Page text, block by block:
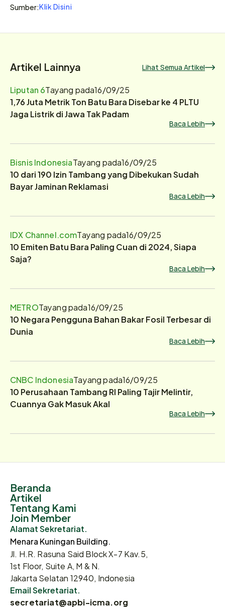
Sumber:Klik Disini
Artikel Lainnya Lihat Semua Artikel
Liputan 6Tayang pada16/09/25
1,76 Juta Metrik Ton Batu Bara Disebar ke 4 PLTU
Jaga Listrik di Jawa Tak Padam
Baca Lebih
Bisnis IndonesiaTayang pada16/09/25
10 dari 190 Izin Tambang yang Dibekukan Sudah
Bayar Jaminan Reklamasi
Baca Lebih
IDX Channel.comTayang pada16/09/25
10 Emiten Batu Bara Paling Cuan di 2024, Siapa
Saja?
Baca Lebih
METROTayang pada16/09/25
10 Negara Pengguna Bahan Bakar Fosil Terbesar di
Dunia
Baca Lebih
CNBC IndonesiaTayang pada16/09/25
10 Perusahaan Tambang RI Paling Tajir Melintir,
Cuannya Gak Masuk Akal
Baca Lebih
Beranda
Artikel
Tentang Kami
Join Member
Alamat Sekretariat.
Menara Kuningan Building.
Jl. H.R. Rasuna Said Block X-7 Kav.5,
1st Floor, Suite A, M & N.
Jakarta Selatan 12940, Indonesia
Email Sekretariat.
secretariat@apbi-icma.org